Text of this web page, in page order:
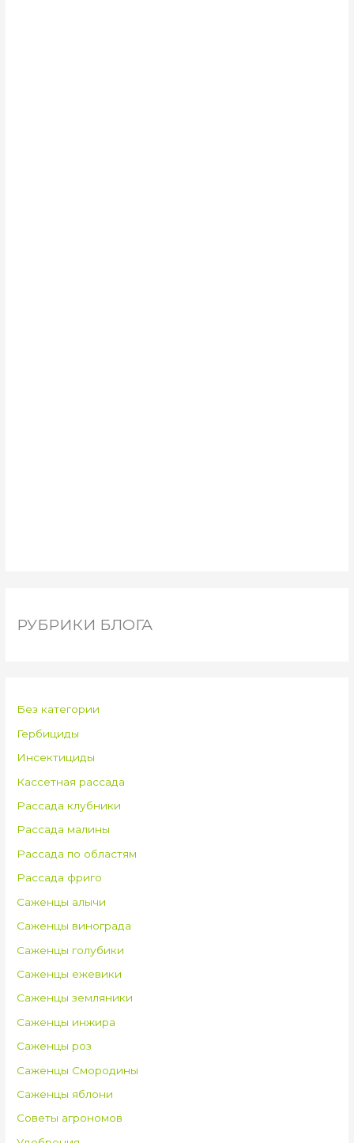
РУБРИКИ БЛОГА
Без категории
Гербициды
Инсектициды
Кассетная рассада
Рассада клубники
Рассада малины
Рассада по областям
Рассада фриго
Саженцы алычи
Саженцы винограда
Саженцы голубики
Саженцы ежевики
Саженцы земляники
Саженцы инжира
Саженцы роз
Саженцы Смородины
Саженцы яблони
Советы агрономов